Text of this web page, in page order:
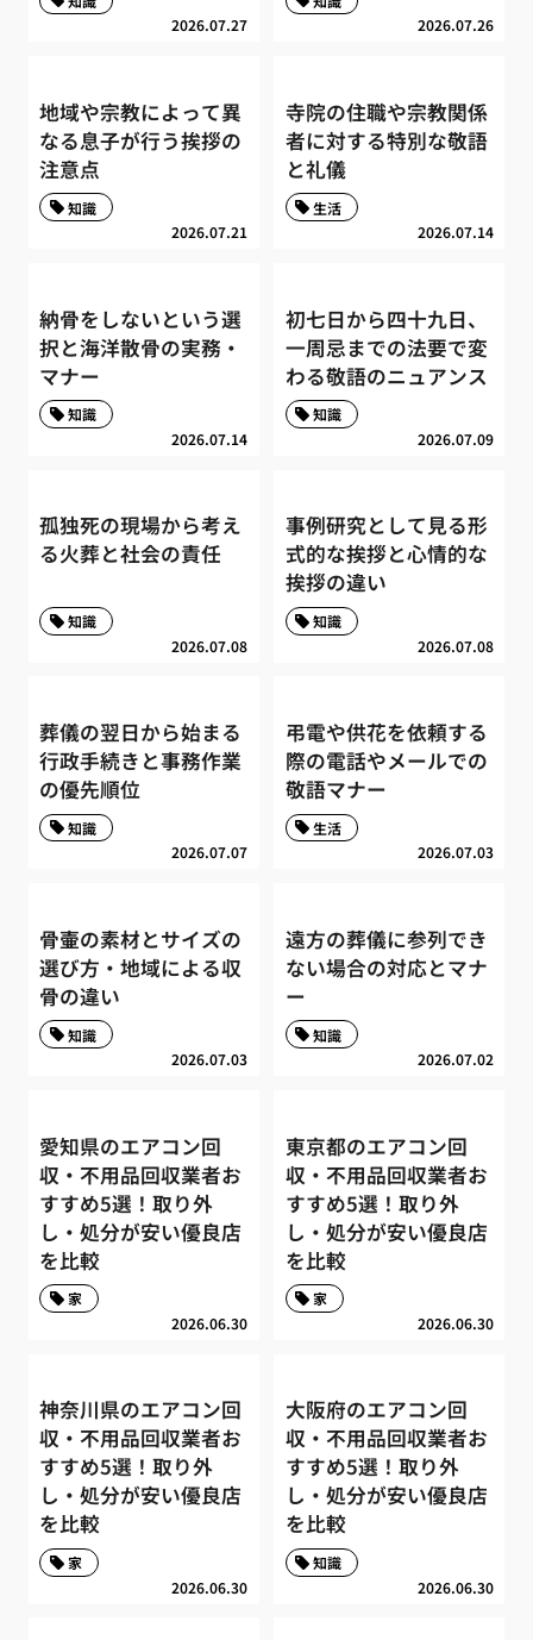
2026.07.27 2026.07.26
地域や宗教によって異
なる息子が行う挨拶の
注意点
2026.07.21
知識
寺院の住職や宗教関係
者に対する特別な敬語
と礼儀
2026.07.14
生活
納骨をしないという選
択と海洋散骨の実務・
マナー
2026.07.14
知識
初七日から四十九日、
一周忌までの法要で変
わる敬語のニュアンス
2026.07.09
知識
孤独死の現場から考え
る火葬と社会の責任
2026.07.08
知識
事例研究として見る形
式的な挨拶と心情的な
挨拶の違い
2026.07.08
知識
葬儀の翌日から始まる
行政手続きと事務作業
の優先順位
2026.07.07
知識
弔電や供花を依頼する
際の電話やメールでの
敬語マナー
2026.07.03
生活
骨壷の素材とサイズの
選び方・地域による収
骨の違い
2026.07.03
知識
遠方の葬儀に参列でき
ない場合の対応とマナ
ー
2026.07.02
知識
愛知県のエアコン回
収・不用品回収業者お
すすめ5選！取り外
し・処分が安い優良店
を比較
2026.06.30
家
東京都のエアコン回
収・不用品回収業者お
すすめ5選！取り外
し・処分が安い優良店
を比較
2026.06.30
家
神奈川県のエアコン回
収・不用品回収業者お
すすめ5選！取り外
し・処分が安い優良店
を比較
2026.06.30
家
大阪府のエアコン回
収・不用品回収業者お
すすめ5選！取り外
し・処分が安い優良店
を比較
2026.06.30
知識